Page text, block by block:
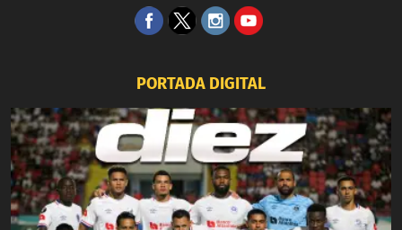
PORTADA DIGITAL